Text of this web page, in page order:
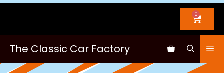
0
The Classic Car Factory